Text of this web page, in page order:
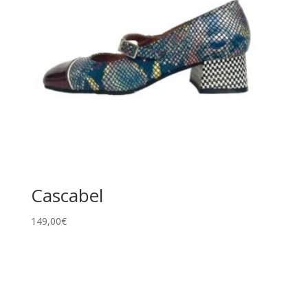
Cascabel
149,00€